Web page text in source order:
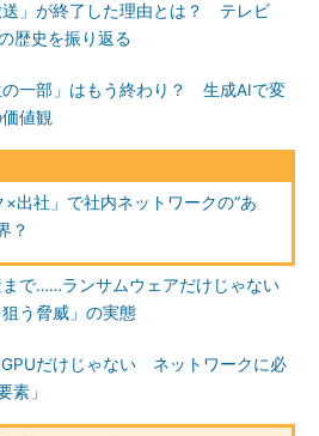
送」が終了した理由とは？ テレビ
歴史を振り返る
の一部」はもう終わり？ 生成AIで変
値観
×出社」で社内ネットワークの“あ
？
まで……ランサムウェアだけじゃない
狙う脅威」の実態
だけじゃない ネットワークに必
素」